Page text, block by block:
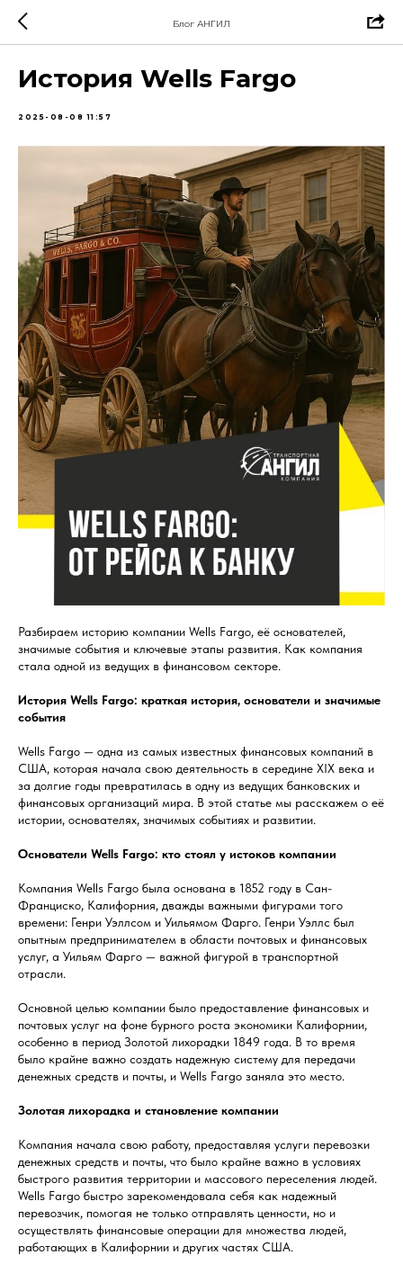
Блог АНГИЛ
История Wells Fargo
2025-08-08 11:57
Разбираем историю компании Wells Fargo, её основателей,
значимые события и ключевые этапы развития. Как компания
стала одной из ведущих в финансовом секторе.
История Wells Fargo: краткая история, основатели и значимые
события
Wells Fargo — одна из самых известных финансовых компаний в
США, которая начала свою деятельность в середине XIX века и
за долгие годы превратилась в одну из ведущих банковских и
финансовых организаций мира. В этой статье мы расскажем о её
истории, основателях, значимых событиях и развитии.
Основатели Wells Fargo: кто стоял у истоков компании
Компания Wells Fargo была основана в 1852 году в Сан-
Франциско, Калифорния, дважды важными фигурами того
времени: Генри Уэллсом и Уильямом Фарго. Генри Уэллс был
опытным предпринимателем в области почтовых и финансовых
услуг, а Уильям Фарго — важной фигурой в транспортной
отрасли.
Основной целью компании было предоставление финансовых и
почтовых услуг на фоне бурного роста экономики Калифорнии,
особенно в период Золотой лихорадки 1849 года. В то время
было крайне важно создать надежную систему для передачи
денежных средств и почты, и Wells Fargo заняла это место.
Золотая лихорадка и становление компании
Компания начала свою работу, предоставляя услуги перевозки
денежных средств и почты, что было крайне важно в условиях
быстрого развития территории и массового переселения людей.
Wells Fargo быстро зарекомендовала себя как надежный
перевозчик, помогая не только отправлять ценности, но и
осуществлять финансовые операции для множества людей,
работающих в Калифорнии и других частях США.